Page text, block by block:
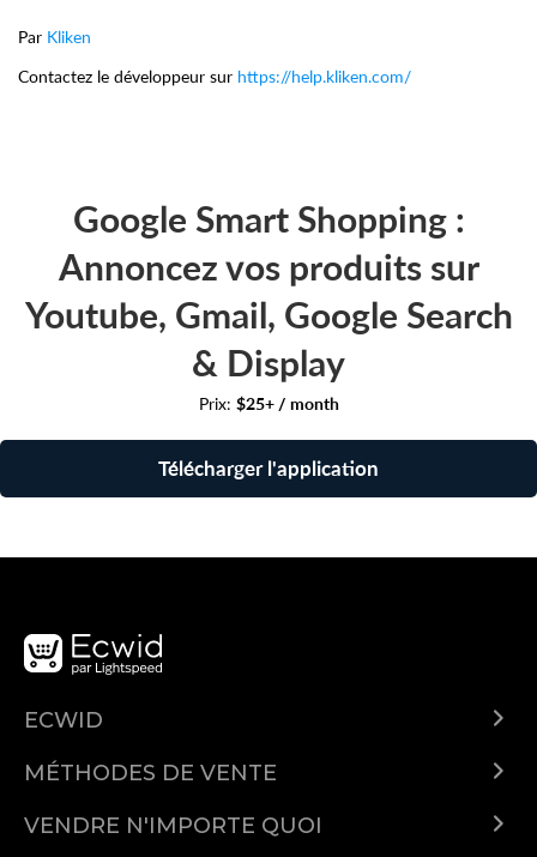
Par Kliken
Contactez le développeur sur https://help.kliken.com/
Google Smart Shopping :
Annoncez vos produits sur
Youtube, Gmail, Google Search
& Display
Prix: $25+ / month
Télécharger l'application
ECWID
Demo
Prix
MÉTHODES DE VENTE
Vendez sur Instagram
VENDRE N'IMPORTE QUOI